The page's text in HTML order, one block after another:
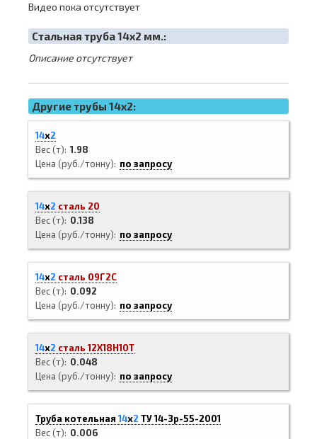
Видео пока отсутствует
Cтальная труба 14х2 мм.:
Описание отсутствует
Другие трубы 14x2:
14х2
Вес (т) 1.98
Цена (руб./тонну)
по запросу
14х2 сталь 20
Вес (т)
0.138
Цена (руб./тонну)
по запросу
14х2 сталь 09Г2С
Вес (т)
0.092
Цена (руб./тонну)
по запросу
14х2 сталь 12Х18Н10Т
Вес (т)
0.048
Цена (руб./тонну)
по запросу
Труба котельная14х2 ТУ 14-3р-55-2001
Вес (т)
0.006